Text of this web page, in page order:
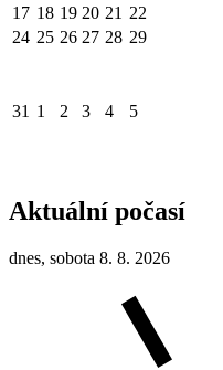
17 18 19 20 21 22
24 25 26 27 28 29
31 1 2 3 4 5
Aktuální počasí
dnes, sobota 8. 8. 2026